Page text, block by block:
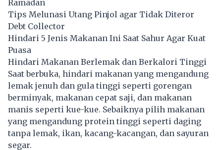
Ramadan
Tips Melunasi Utang Pinjol agar Tidak Diteror
Debt Collector
Hindari 5 Jenis Makanan Ini Saat Sahur Agar Kuat
Puasa
Hindari Makanan Berlemak dan Berkalori Tinggi
Saat berbuka, hindari makanan yang mengandung
lemak jenuh dan gula tinggi seperti gorengan
berminyak, makanan cepat saji, dan makanan
manis seperti kue-kue. Sebaiknya pilih makanan
yang mengandung protein tinggi seperti daging
tanpa lemak, ikan, kacang-kacangan, dan sayuran
segar.